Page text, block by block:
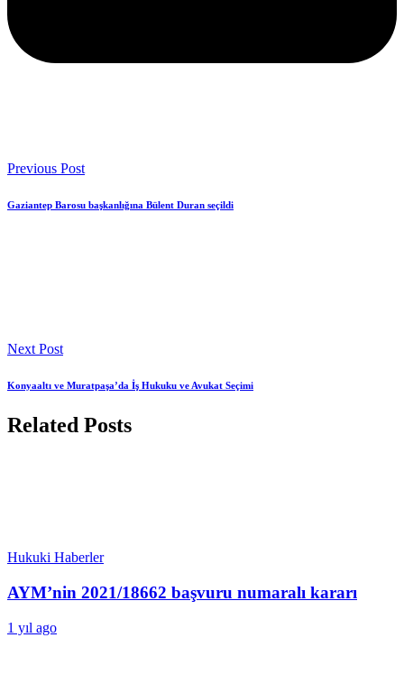
Previous Post
Gaziantep Barosu başkanlığına Bülent Duran seçildi
Next Post
Konyaaltı ve Muratpaşa’da İş Hukuku ve Avukat Seçimi
Related Posts
Hukuki Haberler
AYM’nin 2021/18662 başvuru numaralı kararı
1 yıl ago